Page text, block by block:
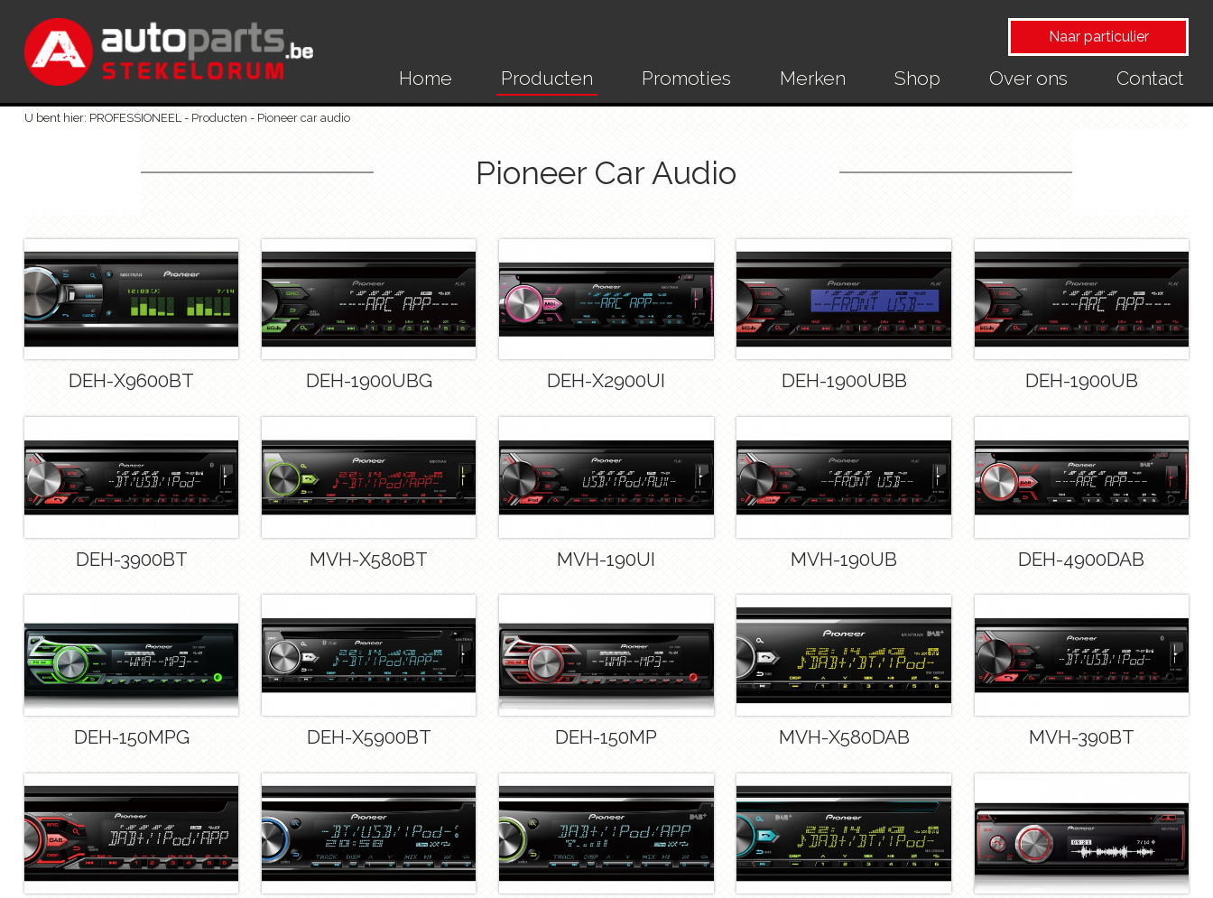
Home Producten Promoties Merken Shop Over ons Contact
Naar particulier
U bent hier: PROFESSIONEEL - Producten - Pioneer car audio
Pioneer Car Audio
DEH-X9600BT DEH-1900UBG DEH-X2900UI DEH-1900UBB DEH-1900UB
DEH-3900BT MVH-X580BT MVH-190UI MVH-190UB DEH-4900DAB
DEH-150MPG DEH-X5900BT DEH-150MP MVH-X580DAB MVH-390BT